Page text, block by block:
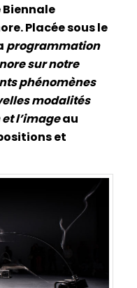
Placée sous le
programmation
sur notre
phénomènes
modalités
l’imageau
et